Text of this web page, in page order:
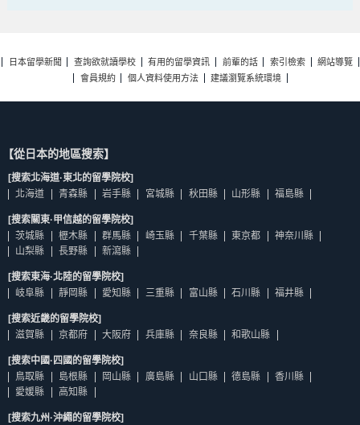
日本留學新聞 查詢欲就讀學校 有用的留學資訊 前輩的話 索引檢索
網站導覽
會員規約
個人資料使用方法 建議瀏覽系統環境
【從日本的地區搜索】
[搜索北海道·東北的留學院校]
北海道
青森縣 岩手縣 宮城縣 秋田縣 山形縣 福島縣
[搜索關東·甲信越的留學院校]
茨城縣
櫪木縣 群馬縣 崎玉縣 千葉縣 東京都
神奈川縣
山梨縣
長野縣 新瀉縣
[搜索東海·北陸的留學院校]
岐阜縣
靜岡縣 愛知縣 三重縣 富山縣 石川縣 福井縣
[搜索近畿的留學院校]
滋賀縣
京都府 大阪府 兵庫縣 奈良縣 和歌山縣
[搜索中國·四國的留學院校]
鳥取縣
島根縣 岡山縣 廣島縣 山口縣 德島縣
香川縣
愛媛縣
高知縣
[搜索九州·沖繩的留學院校]